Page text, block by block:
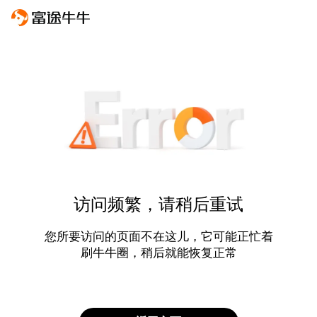
访问频繁，请稍后重试
您所要访问的页面不在这儿，它可能正忙着
刷牛牛圈，稍后就能恢复正常